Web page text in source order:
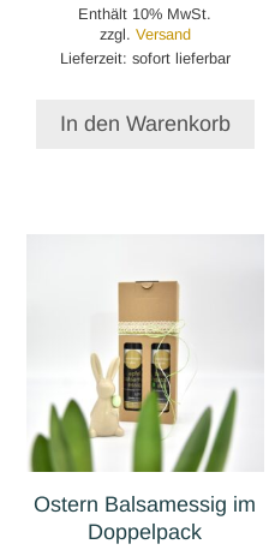
Enthält 10% MwSt.
zzgl. Versand
Lieferzeit: sofort lieferbar
In den Warenkorb
Ostern Balsamessig im
Doppelpack